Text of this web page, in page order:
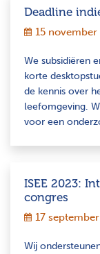
Deadline
15 november
We subsidiëren
korte
de kennis over
leefomgeving.
voor een
ISEE 2023:
congres
17
Wij